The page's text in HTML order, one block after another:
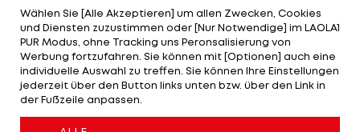
Zweikampfverhalten hat gestimmt. Er war sehr
aggressiv. Das war schon einmal eine Duftnote",
sagt General Manager Gerhard Goldbrich bei
LAOLA1. Beim 3:1 gegen den KSV hatte der
defensive Mittelfeldspieler, der zuletzt für Slavia
Sofia spielte, auch getroffen.
Wählen Sie [Alle Akzeptieren] um allen Zwecken, Cookies
und Diensten zuzustimmen oder [Nur Notwendige] im LAOLA1
PUR Modus, ohne Tracking uns Peronsalisierung von
Werbung fortzufahren. Sie können mit [Optionen] auch eine
individuelle Auswahl zu treffen. Sie können Ihre Einstellungen
jederzeit über den Button links unten bzw. über den Link in
der Fußzeile anpassen.